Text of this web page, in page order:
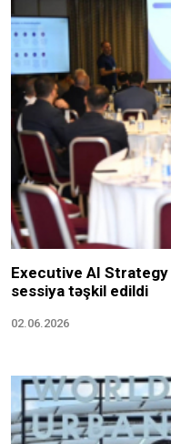
Executive AI
sessiya təşkil edildi
02.06.2026